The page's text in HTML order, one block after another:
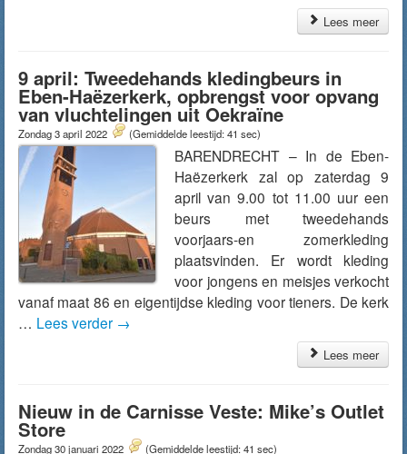
Lees meer
9 april: Tweedehands kledingbeurs in
Eben-Haëzerkerk, opbrengst voor opvang
van vluchtelingen uit Oekraïne
Zondag 3 april 2022 (Gemiddelde leestijd: 41 sec)
BARENDRECHT – In de Eben-
Haëzerkerk zal op zaterdag 9
april van 9.00 tot 11.00 uur een
beurs met tweedehands
voorjaars-en zomerkleding
plaatsvinden. Er wordt kleding
voor jongens en meisjes verkocht
vanaf maat 86 en eigentijdse kleding voor tieners. De kerk
… Lees verder →
Lees meer
Nieuw in de Carnisse Veste: Mike’s Outlet
Store
Zondag 30 januari 2022 (Gemiddelde leestijd: 41 sec)